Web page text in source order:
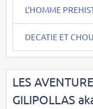
L'HOMME
DECATIE ET
LES
GILIPOLLAS